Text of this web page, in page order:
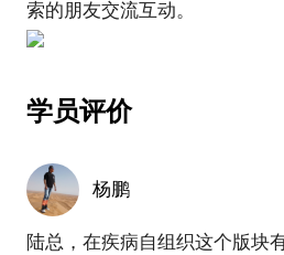
企业支持公益项目，如果通过
动，带动产品销售；
竟一小时的谈话只能解决一个
提前发给我，方便我做更精
学员评价
杨鹏
陆总，在疾病自组织这个版块